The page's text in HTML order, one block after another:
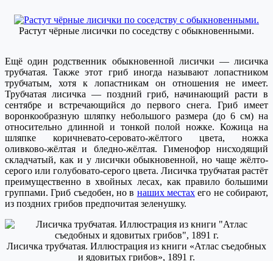
Растут чёрные лисички по соседству с обыкновенными.
Ещё один родственник обыкновенной лисички — лисичка
трубчатая. Также этот гриб иногда называют лопастником
трубчатым, хотя к лопастникам он отношения не имеет.
Трубчатая лисичка — поздний гриб,начинающий расти в
сентябре и встречающийся до первого снега. Гриб имеет
воронкообразную шляпку небольшого размера (до 6 см) на
относительно длинной и тонкой полой ножке. Кожица на
шляпке коричневато-серовато-жёлтого цвета, ножка
оливково-жёлтая и бледно-жёлтая. Гименофор нисходящий
складчатый, как и у лисички обыкновенной, но чаще жёлто-
серого или голубовато-серого цвета. Лисичка трубчатая растёт
преимущественно в хвойных лесах, как правило большими
группами. Гриб съедобен, но в наших местах его не собирают,
из поздних грибов предпочитая зеленушку.
Лисичка трубчатая. Иллюстрация из книги «Атлас съедобных
и ядовитых грибов», 1891 г.